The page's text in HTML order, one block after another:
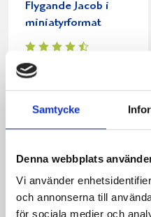
Samtycke
Denna webbplats
Vi använder
och annonserna till
för sociala medier och
Flygande Jacob i
miniatyrformat